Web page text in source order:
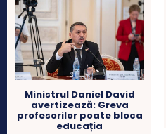
Ministrul Daniel David
avertizează: Greva
profesorilor poate bloca
educația